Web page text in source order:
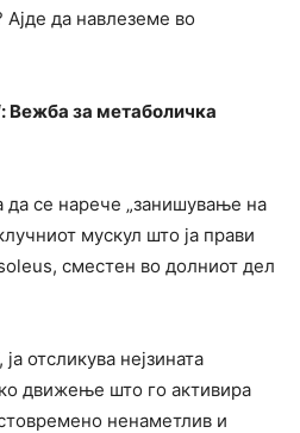
да навлеземе во
Вежба за метаболичка
се нарече „занишување на
мускул што ја прави
сместен во долниот дел
отсликува нејзината
движење што го активира
ненаметлив и